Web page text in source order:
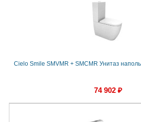
Cielo Smile SMVMR + SMCMR Унитаз
74 902 ₽